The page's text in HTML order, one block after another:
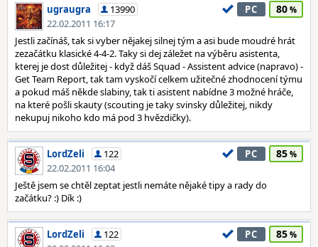
ugraugra
13990
22.02.2011 16:17
PC 80
Jestli začínáš, tak si vyber nějakej silnej tým a asi bude moudré hrát
zezačátku klasické 4-4-2. Taky si dej záležet na výběru asistenta,
kterej je dost důležitej - když dáš Squad - Assistent advice (napravo) -
Get Team Report, tak tam vyskočí celkem užitečné zhodnocení týmu
a pokud máš někde slabiny, tak ti asistent nabídne 3 možné hráče,
na které pošli skauty (scouting je taky svinsky důležitej, nikdy
nekupuj nikoho kdo má pod 3 hvězdičky).
LordZeli
122
22.02.2011 16:04
PC 85
Ještě jsem se chtěl zeptat jestli nemáte nějaké tipy a rady do
začátku? :) Dík :)
LordZeli
122
PC 85